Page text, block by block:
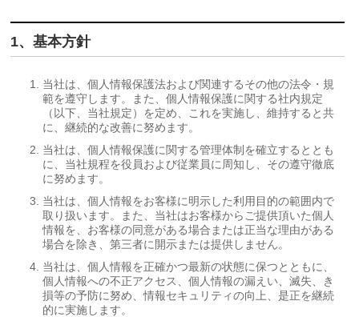
1、基本方針
当社は、個人情報保護法および関連するその他の法令・規
範を遵守します。また、個人情報保護に関する社内規定
（以下、当社規定）を定め、これを実施し、維持すると共
に、継続的な改善に努めます。
当社は、個人情報保護に関する管理体制を確立するととも
に、当社規程を役員および従業員に周知し、その遵守徹底
に努めます。
当社は、個人情報をお客様に明示した利用目的の範囲内で
取り扱います。また、当社はお客様からご提供頂いた個人
情報を、お客様の同意がある場合または正当な理由がある
場合を除き、第三者に開示または提供しません。
当社は、個人情報を正確かつ最新の状態に保つとともに、
個人情報への不正アクセス、個人情報の漏えい、滅失、き
損等の予防に努め、情報セキュリティの向上、是正を継続
的に実施します。